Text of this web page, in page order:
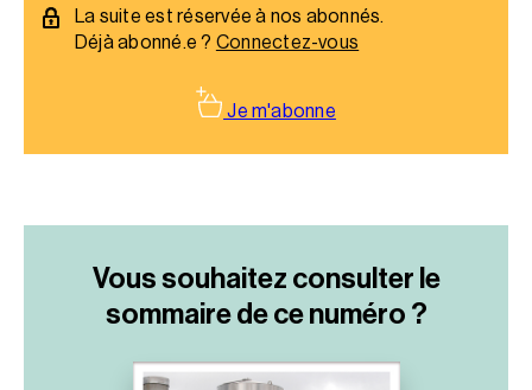
La suite est réservée à nos abonnés.
Déjà abonné.e ? Connectez-vous
Je m'abonne
Vous souhaitez consulter le
sommairede ce numéro ?